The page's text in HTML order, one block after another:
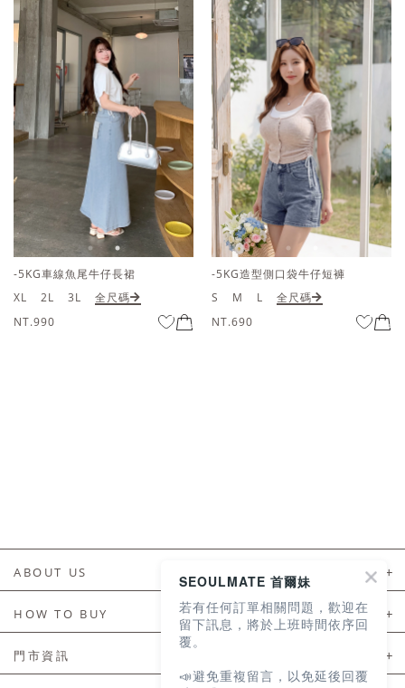
-5KG造型側口袋牛仔短褲
S
M
全尺碼
NT.690
-5KG造型側口袋牛仔短褲
XL
全尺碼
NT.690
ABOUT US
HOW TO BUY
如何購買
門市資訊
SEOULMATE 首爾妹
若有任何訂單相關問題，歡迎在
留下訊息，將於上班時間依序回
覆。
📣避免重複留言，以免延後回覆